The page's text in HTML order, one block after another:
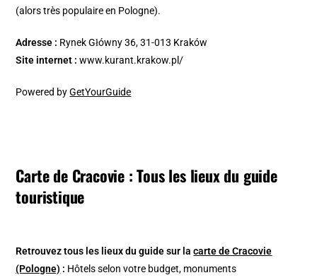
(alors très populaire en Pologne).
Adresse : Rynek Główny 36, 31-013 Kraków
Site internet : www.kurant.krakow.pl/
Powered byGetYourGuide
Carte de Cracovie : Tous les lieux du guide
touristique
Retrouvez tous les lieux du guide sur lacarte de Cracovie
(Pologne) : Hôtels selon votre budget, monuments